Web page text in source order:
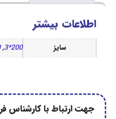
بیشتر
200*3
,
250*3
با کارشناس فروش و